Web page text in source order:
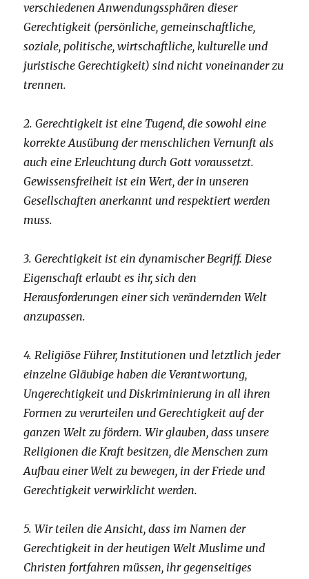
verschiedenen Anwendungssphären dieser
Gerechtigkeit (persönliche, gemeinschaftliche,
soziale, politische, wirtschaftliche, kulturelle und
juristische Gerechtigkeit) sind nicht voneinander zu
trennen.
2. Gerechtigkeit ist eine Tugend, die sowohl eine
korrekte Ausübung der menschlichen Vernunft als
auch eine Erleuchtung durch Gott voraussetzt.
Gewissensfreiheit ist ein Wert, der in unseren
Gesellschaften anerkannt und respektiert werden
muss.
3. Gerechtigkeit ist ein dynamischer Begriff. Diese
Eigenschaft erlaubt es ihr, sich den
Herausforderungen einer sich verändernden Welt
anzupassen.
4. Religiöse Führer, Institutionen und letztlich jeder
einzelne Gläubige haben die Verantwortung,
Ungerechtigkeit und Diskriminierung in all ihren
Formen zu verurteilen und Gerechtigkeit auf der
ganzen Welt zu fördern. Wir glauben, dass unsere
Religionen die Kraft besitzen, die Menschen zum
Aufbau einer Welt zu bewegen, in der Friede und
Gerechtigkeit verwirklicht werden.
5. Wir teilen die Ansicht, dass im Namen der
Gerechtigkeit in der heutigen Welt Muslime und
Christen fortfahren müssen, ihr gegenseitiges